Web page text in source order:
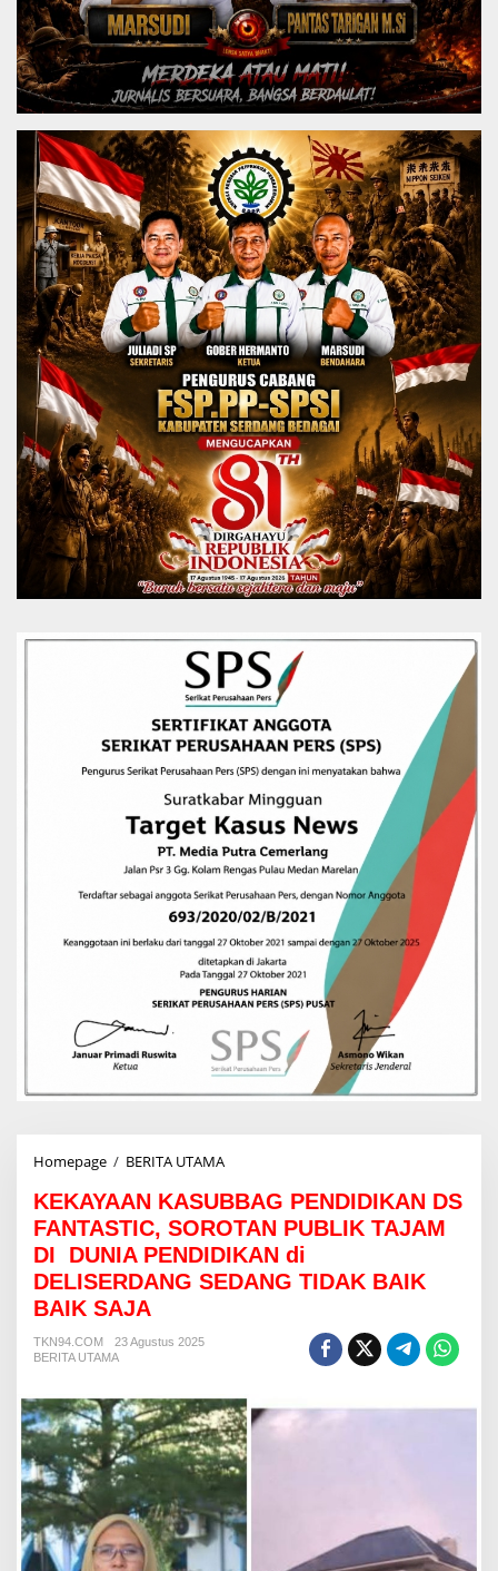
Homepage / BERITA UTAMA
K
A
Y
A
A
B
B
A
G
P
E
N
D
KEKAYAAN KASUBBAG PENDIDIKAN DS
FANTASTIC, SOROTAN PUBLIK TAJAM
DI DUNIA PENDIDIKAN di
DELISERDANG SEDANG TIDAK BAIK
BAIK SAJA
TKN94.COM
23 Agustus 2025
BERITA UTAMA